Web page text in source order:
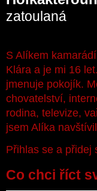
zatoulaná
S Alíkem
Klára a je mi 16
jmenuje pokojík.
chovatelství,
rodina, televize,
jsem Alíka
Přihlas se a přidej
Co chci říct